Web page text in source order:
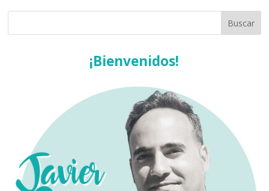
¡Bienvenidos!